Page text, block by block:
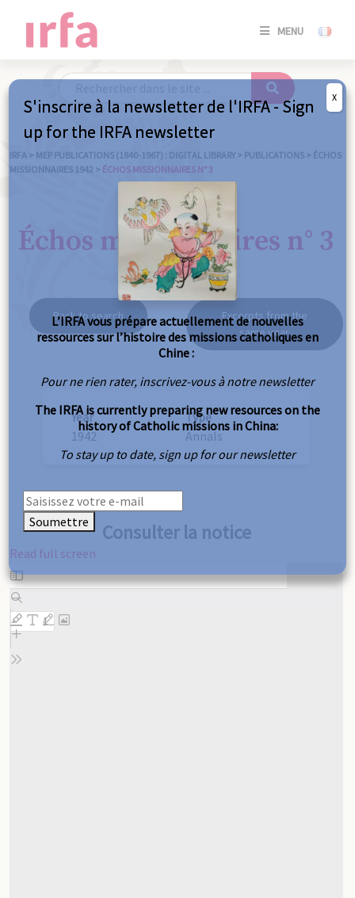
MENU
SE
/
IRFA > MEP PUBLICATIONS (1840-1967) : DIGITAL LIBRARY > PUBLICATIONS > ÉCHOS
MISSIONNAIRES 1942 > ÉCHOS MISSIONNAIRES N° 3
Échos missionnaires n° 3
Back to search
Excerpts from the
same year
Year
1942
Type
Annals
Consulter la notice
Read full screen
Skip
to
PDF
content
S'inscrire à la newsletter de l'IRFA - Sign
up for the IRFA newsletter
L’IRFA vous prépare actuellement de nouvelles
ressources sur l’histoire des missions catholiques en
Chine :
Pour ne rien rater, inscrivez-vous à notre newsletter
The IRFA is currently preparing new resources on the
history of Catholic missions in China:
To stay up to date, sign up for our newsletter
Soumettre
X